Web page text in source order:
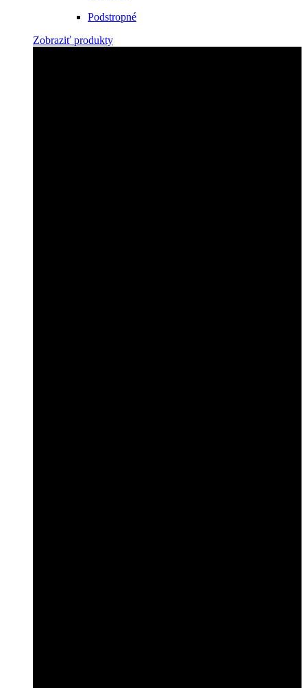
Podstropné
Zobraziť produkty